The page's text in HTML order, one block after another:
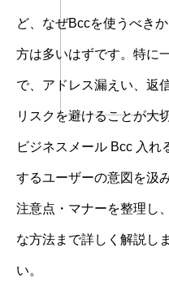
ど、なぜBccを使うべき
方は多いはずです。特に
で、アドレス漏えい、返
リスクを避けることが大
ビジネスメール Bcc 入れ
するユーザーの意図を汲
注意点・マナーを整理し
な方法まで詳しく解説し
い。